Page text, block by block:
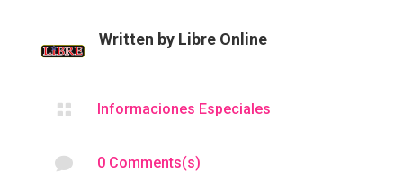
Written by Libre Online
 Informaciones Especiales
 0 Comments(s)